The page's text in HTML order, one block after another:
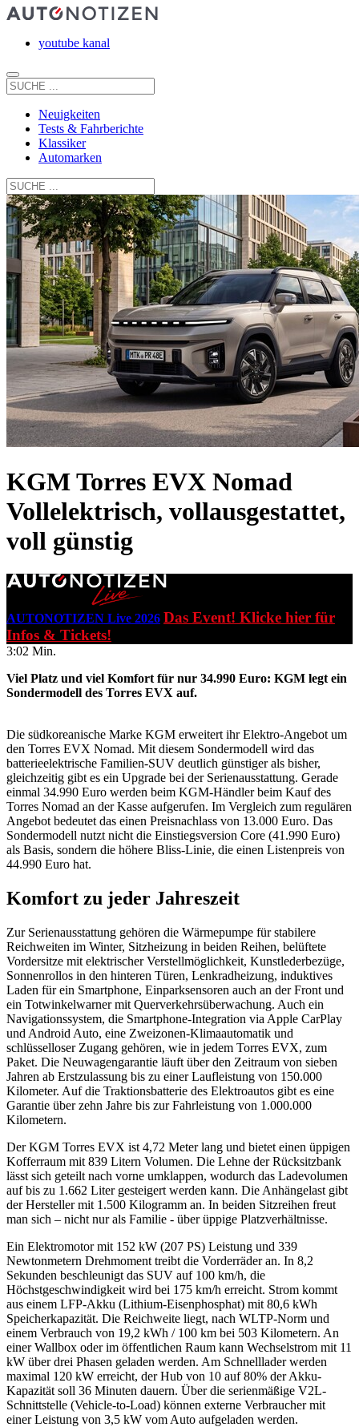
youtube kanal
Neuigkeiten
Tests & Fahrberichte
Klassiker
Automarken
KGM Torres EVX Nomad
Vollelektrisch, vollausgestattet,
voll günstig
AUTONOTIZEN Live 2026 Das Event! Klicke hier für
Infos & Tickets!
3:02 Min.
Viel Platz und viel Komfort für nur 34.990 Euro: KGM legt ein
Sondermodell des Torres EVX auf.
Die südkoreanische Marke KGM erweitert ihr Elektro-Angebot um
den Torres EVX Nomad. Mit diesem Sondermodell wird das
batterieelektrische Familien-SUV deutlich günstiger als bisher,
gleichzeitig gibt es ein Upgrade bei der Serienausstattung. Gerade
einmal 34.990 Euro werden beim KGM-Händler beim Kauf des
Torres Nomad an der Kasse aufgerufen. Im Vergleich zum regulären
Angebot bedeutet das einen Preisnachlass von 13.000 Euro. Das
Sondermodell nutzt nicht die Einstiegsversion Core (41.990 Euro)
als Basis, sondern die höhere Bliss-Linie, die einen Listenpreis von
44.990 Euro hat.
Komfort zu jeder Jahreszeit
Zur Serienausstattung gehören die Wärmepumpe für stabilere
Reichweiten im Winter, Sitzheizung in beiden Reihen, belüftete
Vordersitze mit elektrischer Verstellmöglichkeit, Kunstlederbezüge,
Sonnenrollos in den hinteren Türen, Lenkradheizung, induktives
Laden für ein Smartphone, Einparksensoren auch an der Front und
ein Totwinkelwarner mit Querverkehrsüberwachung. Auch ein
Navigationssystem, die Smartphone-Integration via Apple CarPlay
und Android Auto, eine Zweizonen-Klimaautomatik und
schlüsselloser Zugang gehören, wie in jedem Torres EVX, zum
Paket. Die Neuwagengarantie läuft über den Zeitraum von sieben
Jahren ab Erstzulassung bis zu einer Laufleistung von 150.000
Kilometer. Auf die Traktionsbatterie des Elektroautos gibt es eine
Garantie über zehn Jahre bis zur Fahrleistung von 1.000.000
Kilometern.
Der KGM Torres EVX ist 4,72 Meter lang und bietet einen üppigen
Kofferraum mit 839 Litern Volumen. Die Lehne der Rücksitzbank
lässt sich geteilt nach vorne umklappen, wodurch das Ladevolumen
auf bis zu 1.662 Liter gesteigert werden kann. Die Anhängelast gibt
der Hersteller mit 1.500 Kilogramm an. In beiden Sitzreihen freut
man sich – nicht nur als Familie - über üppige Platzverhältnisse.
Ein Elektromotor mit 152 kW (207 PS) Leistung und 339
Newtonmetern Drehmoment treibt die Vorderräder an. In 8,2
Sekunden beschleunigt das SUV auf 100 km/h, die
Höchstgeschwindigkeit wird bei 175 km/h erreicht. Strom kommt
aus einem LFP-Akku (Lithium-Eisenphosphat) mit 80,6 kWh
Speicherkapazität. Die Reichweite liegt, nach WLTP-Norm und
einem Verbrauch von 19,2 kWh / 100 km bei 503 Kilometern. An
einer Wallbox oder im öffentlichen Raum kann Wechselstrom mit 11
kW über drei Phasen geladen werden. Am Schnelllader werden
maximal 120 kW erreicht, der Hub von 10 auf 80% der Akku-
Kapazität soll 36 Minuten dauern. Über die serienmäßige V2L-
Schnittstelle (Vehicle-to-Load) können externe Verbraucher mit
einer Leistung von 3,5 kW vom Auto aufgeladen werden.